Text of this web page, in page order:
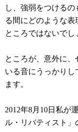
し、強弱をつける
る間にどのような
ところではないでし
ところが、意外に
いる音にうっかりし
ます。
2012年8月10日私が
ル・リバティスト」